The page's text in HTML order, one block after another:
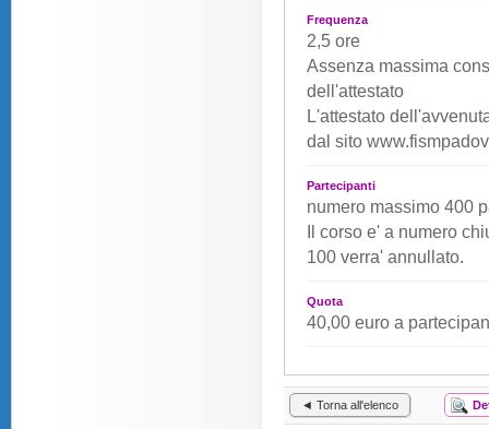
Frequenza
2,5 ore
Assenza massima
dell'attestato
L'attestato
dal sito
Partecipanti
numero massimo 400
Il corso e' a numero
100 verra' annullato.
Quota
40,00 euro a
◄ Torna all'elenco